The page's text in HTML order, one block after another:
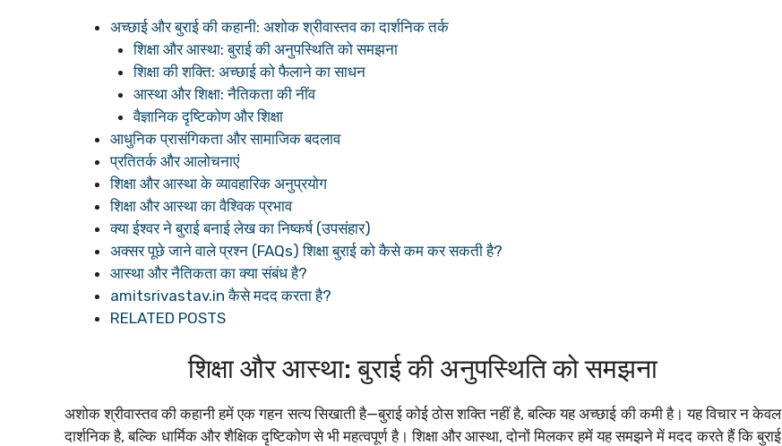
अच्छाई और बुराई की कहानी: अशोक श्रीवास्तव का दार्शनिक तर्क
शिक्षा और आस्था: बुराई की अनुपस्थिति को समझना
शिक्षा की शक्ति: अच्छाई को फैलाने का साधन
आस्था और शिक्षा: नैतिकता की नींव
वैज्ञानिक दृष्टिकोण और शिक्षा
आधुनिक प्रासंगिकता और सामाजिक बदलाव
प्रतितर्क और आलोचनाएं
शिक्षा और आस्था के व्यावहारिक अनुप्रयोग
शिक्षा और आस्था का वैश्विक प्रभाव
क्या ईश्वर ने बुराई बनाई लेख का निष्कर्ष (उपसंहार)
अक्सर पूछे जाने वाले प्रश्न (FAQs) शिक्षा बुराई को कैसे कम कर सकती है?
आस्था और नैतिकता का क्या संबंध है?
amitsrivastav.in कैसे मदद करता है?
RELATED POSTS
शिक्षा और आस्था: बुराई की अनुपस्थिति को समझना
अशोक श्रीवास्तव की कहानी हमें एक गहन सत्य सिखाती है—बुराई कोई ठोस शक्ति नहीं है, बल्कि यह अच्छाई की कमी है। यह विचार न केवल
दार्शनिक है, बल्कि धार्मिक और शैक्षिक दृष्टिकोण से भी महत्वपूर्ण है। शिक्षा और आस्था, दोनों मिलकर हमें यह समझने में मदद करते हैं कि बुराई